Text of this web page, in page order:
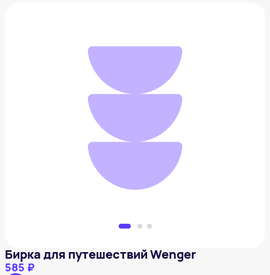
Бирка для путешествий Wenger
Бирка для путешествий Wenger
585 ₽